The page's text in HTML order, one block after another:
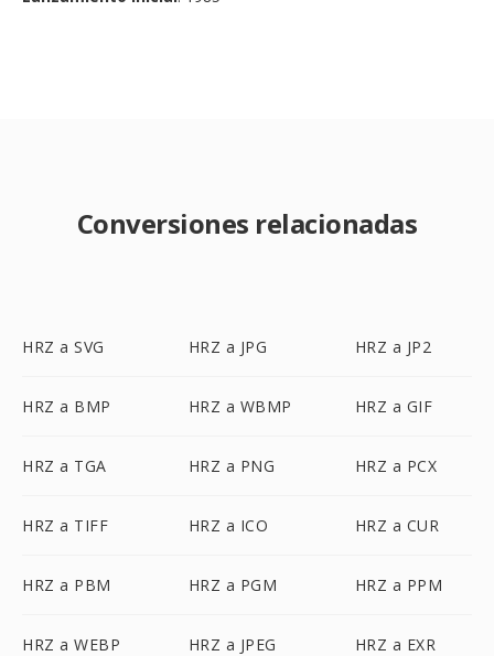
Conversiones relacionadas
HRZ a SVG HRZ a JPG HRZ a JP2
HRZ a BMP HRZ a WBMP HRZ a GIF
HRZ a TGA HRZ a PNG HRZ a PCX
HRZ a TIFF HRZ a ICO HRZ a CUR
HRZ a PBM HRZ a PGM HRZ a PPM
HRZ a WEBP HRZ a JPEG HRZ a EXR